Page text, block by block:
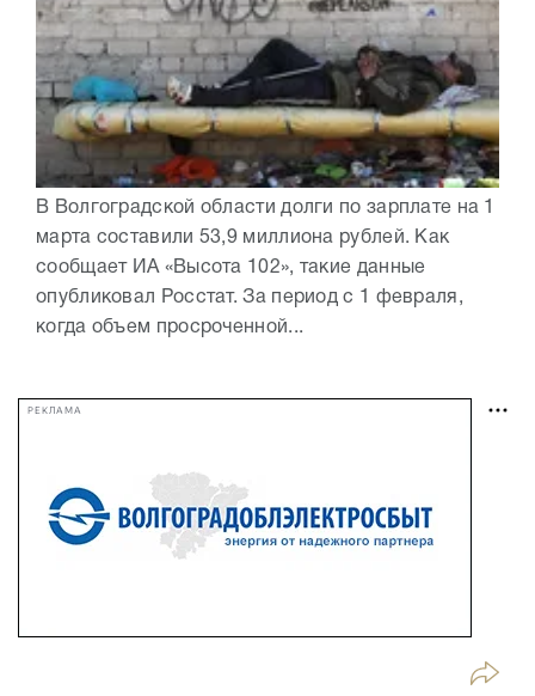
В Волгоградской области долги по зарплате на 1
марта составили 53,9 миллиона рублей. Как
сообщает ИА «Высота 102», такие данные
опубликовал Росстат. За период с 1 февраля,
когда объем просроченной...
РЕКЛАМА